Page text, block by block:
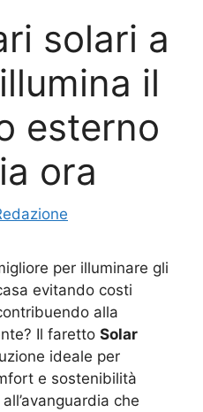
solari a
il
esterno
ora
per illuminare gli
evitando costi
alla
Il faretto Solar
ideale per
e sostenibilità
che